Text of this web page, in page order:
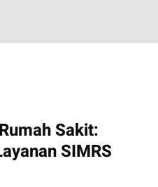
Sakit:
SIMRS